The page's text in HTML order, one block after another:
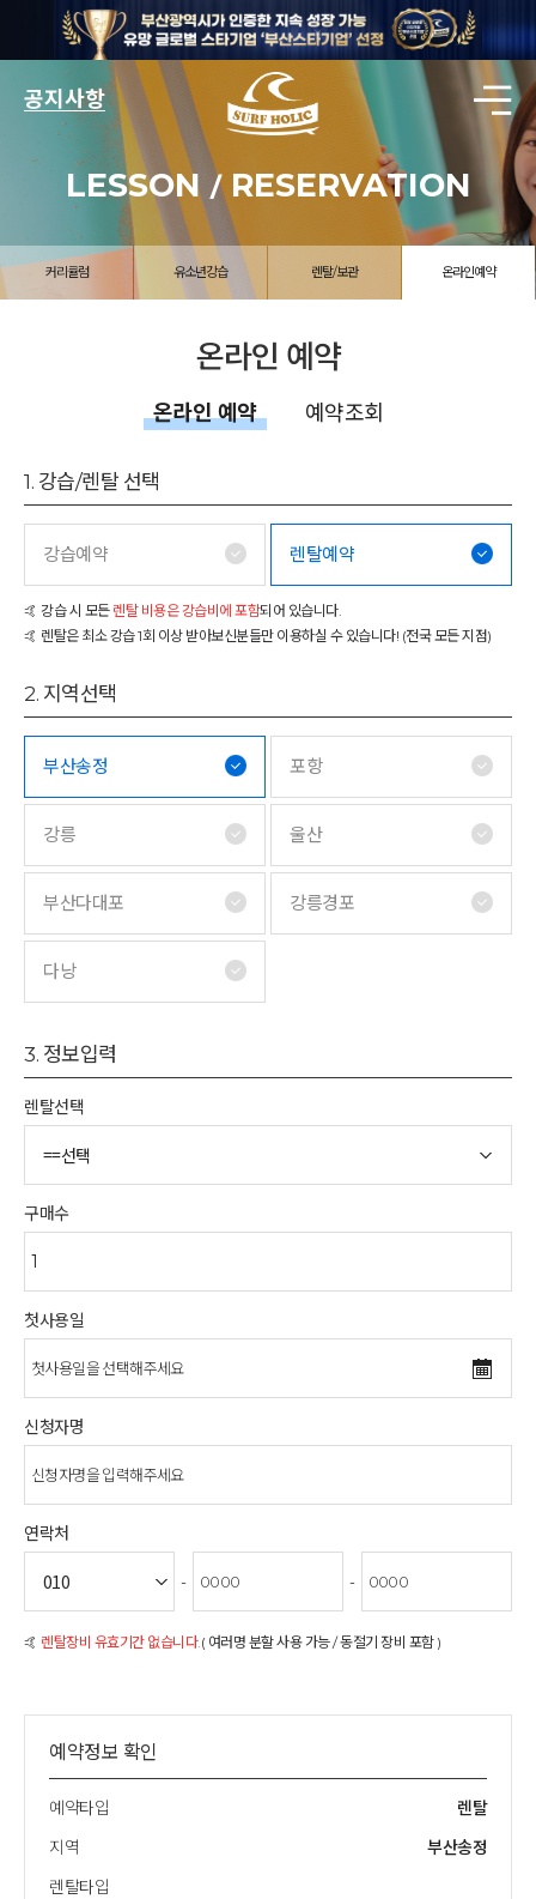
공지사항
LESSON /RESERVATION
커리큘럼 유소년강습 렌탈/보관 온라인예약
온라인 예약
온라인 예약 예약조회
1. 강습/렌탈 선택
강습예약 렌탈예약
🤙 강습 시 모든 렌탈 비용은 강습비에 포함되어 있습니다.
🤙 렌탈은 최소 강습 1회 이상 받아보신분들만 이용하실 수 있습니다! (전국 모든 지점)
2. 지역선택
부산송정 포항
강릉 울산
부산다대포 강릉경포
다낭
3. 정보입력
렌탈선택
구매수
첫사용일
신청자명
연락처
- -
🤙 렌탈장비 유효기간 없습니다.( 여러명 분할 사용 가능 / 동절기 장비 포함 )
예약정보 확인
예약타입
렌탈
지역
부산송정
렌탈타입